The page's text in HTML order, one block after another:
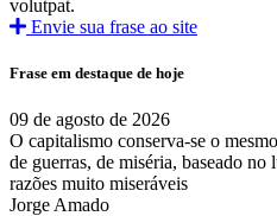
volutpat.
Envie sua frase ao site
Frase em destaque de hoje
09 de agosto de 2026
O capitalismo conserva-se o
de guerras, de miséria, baseado
razões muito miseráveis
Jorge Amado